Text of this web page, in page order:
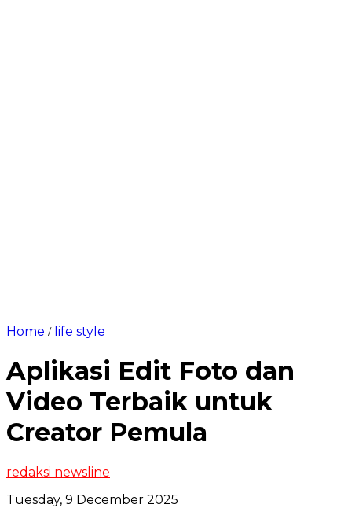
Home / life style
Aplikasi Edit Foto dan
Video Terbaik untuk
Creator Pemula
redaksi newsline
Tuesday, 9 December 2025